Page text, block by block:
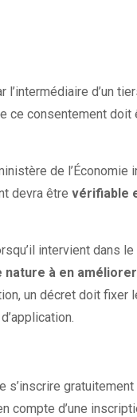
d’un
ce consentement doit
de l’Économie
devra être vérifiable
intervient dans le
à en
un décret doit fixer
s’inscrire gratuitement
compte d’une